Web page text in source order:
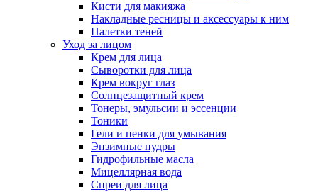
Кисти для макияжа
Накладные ресницы и аксессуары к ним
Палетки теней
Уход за лицом
Крем для лица
Сыворотки для лица
Крем вокруг глаз
Солнцезащитный крем
Тонеры, эмульсии и эссенции
Тоники
Гели и пенки для умывания
Энзимные пудры
Гидрофильные масла
Мицеллярная вода
Спреи для лица